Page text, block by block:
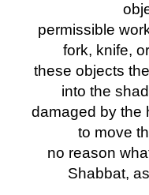
permissible
fork, knife,
these objects
into the
damaged by the
to move
no reason
Shabbat,